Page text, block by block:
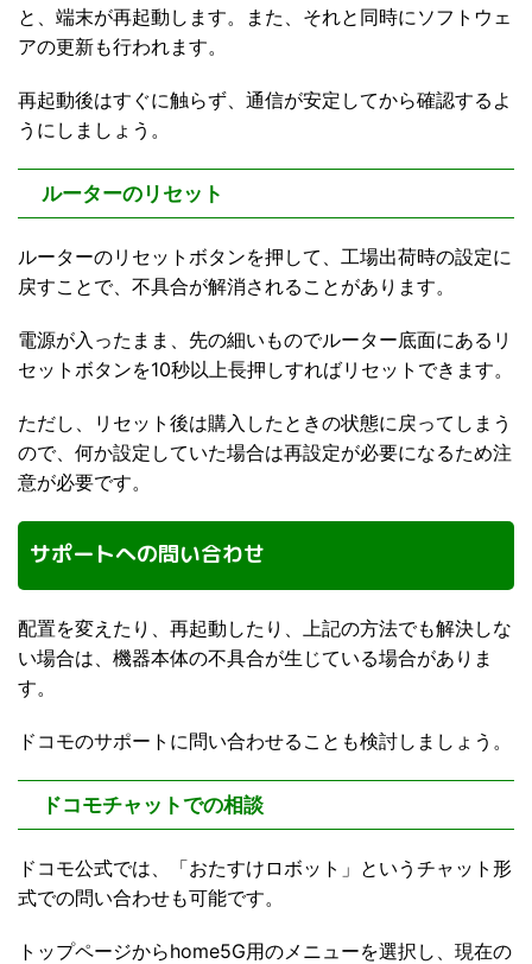
と、端末が再起動します。また、それと同時にソフトウェ
アの更新も行われます。
再起動後はすぐに触らず、通信が安定してから確認するよ
うにしましょう。
ルーターのリセット
ルーターのリセットボタンを押して、工場出荷時の設定に
戻すことで、不具合が解消されることがあります。
電源が入ったまま、先の細いものでルーター底面にあるリ
セットボタンを10秒以上長押しすればリセットできます。
ただし、リセット後は購入したときの状態に戻ってしまう
ので、何か設定していた場合は再設定が必要になるため注
意が必要です。
サポートへの問い合わせ
配置を変えたり、再起動したり、上記の方法でも解決しな
い場合は、機器本体の不具合が生じている場合がありま
す。
ドコモのサポートに問い合わせることも検討しましょう。
ドコモチャットでの相談
ドコモ公式では、「おたすけロボット」というチャット形
式での問い合わせも可能です。
トップページからhome5G用のメニューを選択し、現在の